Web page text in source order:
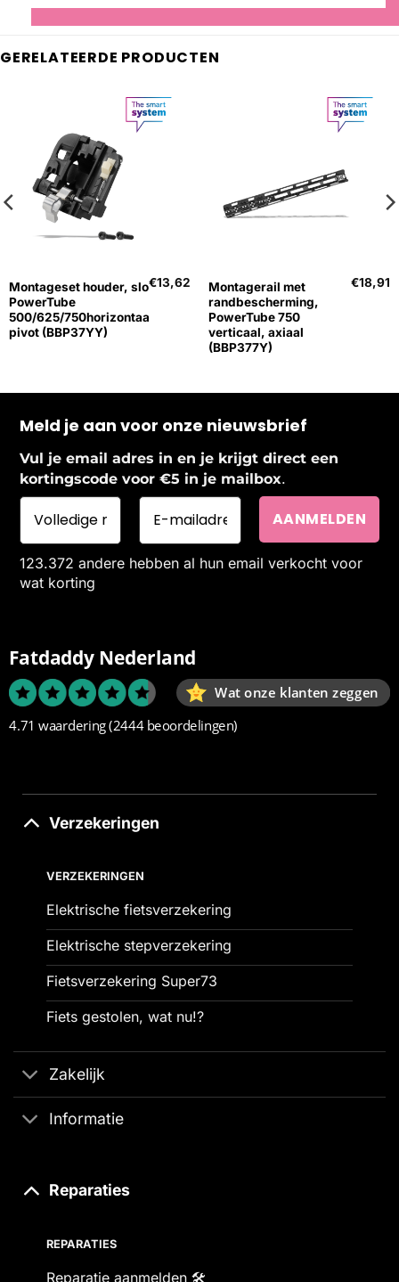
GERELATEERDE PRODUCTEN
Montageset houder, slotzijde,
PowerTube
500/625/750horizontaal/verticaal,
pivot (BBP37YY)
€13,62
Montagerail met
randbescherming,
PowerTube 750
verticaal, axiaal
(BBP377Y)
€18,91
Meld je aan voor onze nieuwsbrief
Vul je email adres in en je krijgt direct een
kortingscode voor €5 in je mailbox.
123.372 andere hebben al hun email verkocht voor
wat korting
Fatdaddy Nederland
Wat onze klanten zeggen
4.71 waardering(2444 beoordelingen)
Verzekeringen
VERZEKERINGEN
Elektrische fietsverzekering
Elektrische stepverzekering
Fietsverzekering Super73
Fiets gestolen, wat nu!?
Zakelijk
Informatie
Reparaties
REPARATIES
Reparatie aanmelden 🛠️